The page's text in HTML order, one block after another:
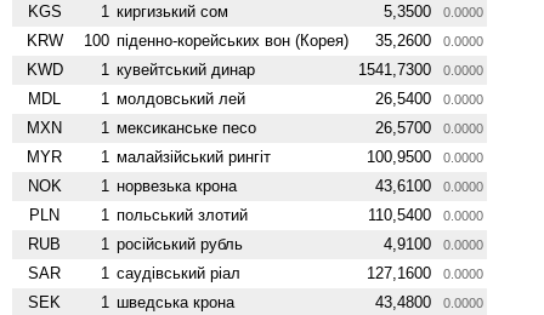
KGS 1 киргизький сом 5,3500 0.0000
KRW 100 піденно-корейських вон (Корея) 35,2600 0.0000
KWD 1 кувейтський динар 1541,7300 0.0000
MDL 1 молдовський лей 26,5400 0.0000
MXN 1 мексиканське песо 26,5700 0.0000
MYR 1 малайзійський рингіт 100,9500 0.0000
NOK 1 норвезька крона 43,6100 0.0000
PLN 1 польський злотий 110,5400 0.0000
RUB 1 російський рубль 4,9100 0.0000
SAR 1 саудівський ріал 127,1600 0.0000
SEK 1 шведська крона 43,4800 0.0000